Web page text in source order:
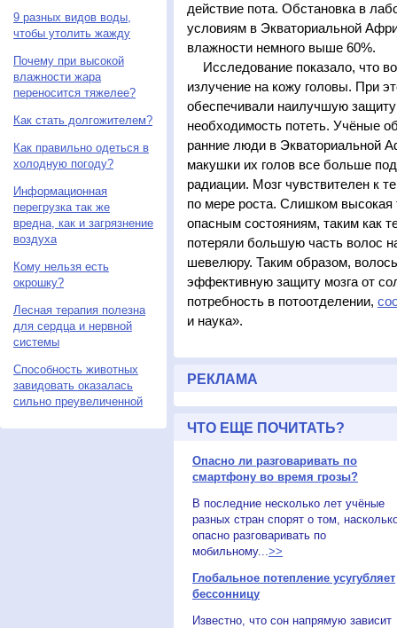
9 разных видов воды,
чтобы утолить жажду
Почему при высокой
влажности жара
переносится тяжелее?
Как стать долгожителем?
Как правильно одеться в
холодную погоду?
Информационная
перегрузка так же
вредна, как и загрязнение
воздуха
Кому нельзя есть
окрошку?
Лесная терапия полезна
для сердца и нервной
системы
Способность животных
завидовать оказалась
сильно преувеличенной
действие пота. Обстановка в
условиям в Экваториальной
влажности немного выше 60%.
Исследование показало, что
излучение на кожу головы. При
обеспечивали наилучшую
необходимость потеть. Учёные
ранние люди в Экваториальной
макушки их голов все больше
радиации. Мозг чувствителен к
по мере роста. Слишком высокая
опасным состояниям, таким как
потеряли большую часть волос
шевелюру. Таким образом,
эффективную защиту мозга от
потребность в потоотделении,
и наука».
РЕКЛАМА
ЧТО ЕЩЕ ПОЧИТАТЬ?
Опасно ли разговаривать по
смартфону во время грозы?
В последние несколько лет учёные
разных стран спорят о том,
опасно разговаривать по
мобильному...>>
Глобальное потепление усугубляет
бессонницу
Известно, что сон напрямую зависит